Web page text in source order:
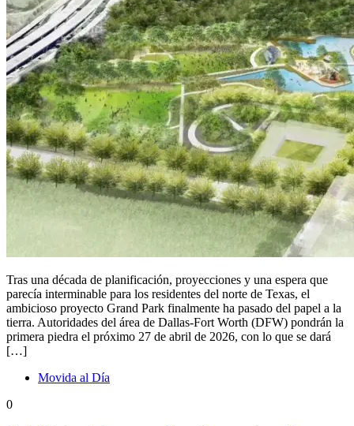
Tras una década de planificación, proyecciones y una espera que
parecía interminable para los residentes del norte de Texas, el
ambicioso proyecto Grand Park finalmente ha pasado del papel a la
tierra. Autoridades del área de Dallas-Fort Worth (DFW) pondrán la
primera piedra el próximo 27 de abril de 2026, con lo que se dará
[…]
Movida al Día
0